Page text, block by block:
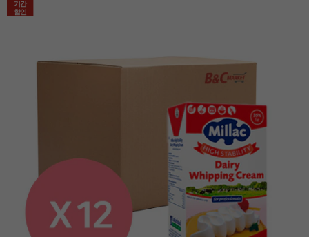
기간
할인